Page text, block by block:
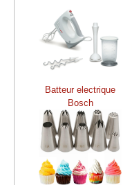
Batteur electrique
Bosch